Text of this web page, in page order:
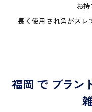
お
長く使用され角がスレ
福岡 で ブラン